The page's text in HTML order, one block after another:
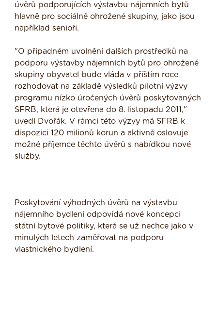
úvěrů podporujících výstavbu nájemních bytů
hlavně pro sociálně ohrožené skupiny, jako jsou
například senioři.
"O případném uvolnění dalších prostředků na
podporu výstavby nájemních bytů pro ohrožené
skupiny obyvatel bude vláda v příštím roce
rozhodovat na základě výsledků pilotní výzvy
programu nízko úročených úvěrů poskytovaných
SFRB, která je otevřena do 8. listopadu 2011,"
uvedl Dvořák. V rámci této výzvy má SFRB k
dispozici 120 milionů korun a aktivně oslovuje
možné příjemce těchto úvěrů s nabídkou nové
služby.
Poskytování výhodných úvěrů na výstavbu
nájemního bydlení odpovídá nové koncepci
státní bytové politiky, která se už nechce jako v
minulých letech zaměřovat na podporu
vlastnického bydlení.